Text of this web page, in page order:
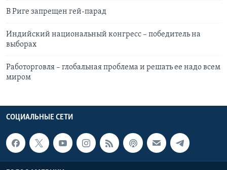
В Риге запрещен гей-парад
Индийский национальный конгресс – победитель на
выборах
Работорговля – глобальная проблема и решать ее надо всем
миром
СОЦИАЛЬНЫЕ СЕТИ